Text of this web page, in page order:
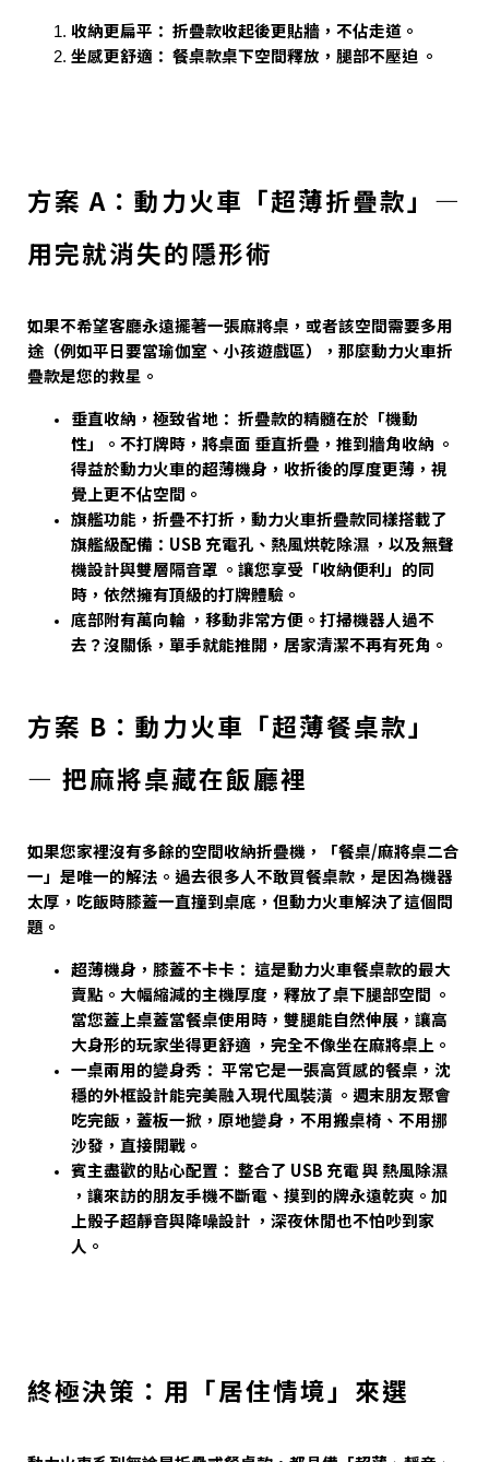
收納更扁平： 折疊款收起後更貼牆，不佔走道。
坐感更舒適： 餐桌款桌下空間釋放，腿部不壓迫 。
方案 A：動力火車「超薄折疊款」—
用完就消失的隱形術
如果不希望客廳永遠擺著一張麻將桌，或者該空間需要多用
途（例如平日要當瑜伽室、小孩遊戲區），那麼動力火車折
疊款是您的救星。
垂直收納，極致省地： 折疊款的精髓在於 「機動
性」。不打牌時，將桌面 垂直折疊，推到牆角收納 。
得益於動力火車的超薄機身 ，收折後的厚度更薄，視
覺上更不佔空間。
旗艦功能，折疊不打折，動力火車折疊款同樣搭載了
旗艦級配備：USB 充電孔、熱風烘乾除濕 ，以及無聲
機設計與雙層隔音罩 。讓您享受「收納便利」的同
時，依然擁有頂級的打牌體驗。
底部附有萬向輪 ，移動非常方便。打掃機器人過不
去？沒關係，單手就能推開，居家清潔不再有死角。
方案 B：動力火車「超薄餐桌款」
— 把麻將桌藏在飯廳裡
如果您家裡沒有多餘的空間收納折疊機，
「餐桌/麻將桌二合
一」 是唯一的解法。過去很多人不敢買餐桌款，是因為機器
太厚，吃飯時膝蓋一直撞到桌底，但動力火車解決了這個問
題。
超薄機身，膝蓋不卡卡： 這是動力火車餐桌款的最大
賣點。大幅縮減的主機厚度，釋放了桌下腿部空間 。
當您蓋上桌蓋當餐桌使用時，雙腿能自然伸展，讓高
大身形的玩家坐得更舒適 ，完全不像坐在麻將桌上。
一桌兩用的變身秀： 平常它是一張高質感的餐桌，沈
穩的外框設計能完美融入現代風裝潢 。週末朋友聚會
吃完飯，蓋板一掀，原地變身，不用搬桌椅、不用挪
沙發，直接開戰。
賓主盡歡的貼心配置： 整合了 USB 充電 與 熱風除濕
，讓來訪的朋友手機不斷電、摸到的牌永遠乾爽。加
上骰子超靜音與降噪設計 ，深夜休閒也不怕吵到家
人。
終極決策：用「居住情境」來選